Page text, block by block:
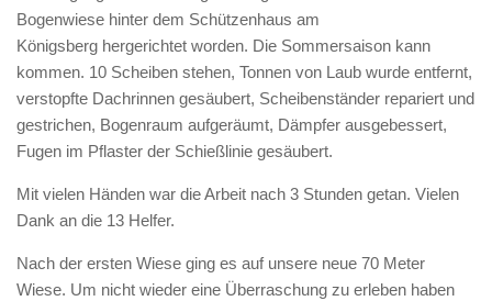
Bogenwiese hinter dem Schützenhaus am
Königsberg hergerichtet worden. Die Sommersaison kann
kommen. 10 Scheiben stehen, Tonnen von Laub wurde entfernt,
verstopfte Dachrinnen gesäubert, Scheibenständer repariert und
gestrichen, Bogenraum aufgeräumt, Dämpfer ausgebessert,
Fugen im Pflaster der Schießlinie gesäubert.
Mit vielen Händen war die Arbeit nach 3 Stunden getan. Vielen
Dank an die 13 Helfer.
Nach der ersten Wiese ging es auf unsere neue 70 Meter
Wiese. Um nicht wieder eine Überraschung zu erleben haben